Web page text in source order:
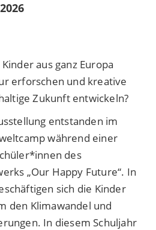
aus ganz Europa
erforschen und kreative
Zukunft entwickeln?
entstanden im
während einer
des
„Our Happy Future“. In
sich die Kinder
den Klimawandel und
In diesem Schuljahr